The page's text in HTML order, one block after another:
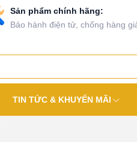
Sản phẩm chính hãng:
Bảo hành điện tử, chống hàng
TIN TỨC & KHUYẾN MÃI